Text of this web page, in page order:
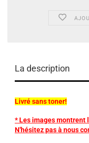
La description
Livré sans toner!
* Les images montrent
N'hésitez pas à nous